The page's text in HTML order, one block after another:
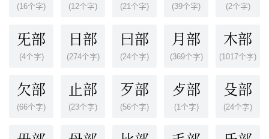
(16个字) (12个字) (21个字) (39个字) (2个字)
旡部
(4个字)
日部
(274个字)
曰部
(24个字)
月部
(369个字)
木部
(1017个字)
欠部
(66个字)
止部
(23个字)
歹部
(56个字)
歺部
(1个字)
殳部
(24个字)